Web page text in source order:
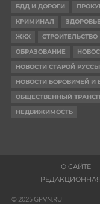
БДД И ДОРОГИ
КРИМИНАЛ
ЗДОРОВЬЕ
ЖКХ
СТРОИТЕЛЬСТВО
ОБРАЗОВАНИЕ
НОВОСТИ СТАРОЙ
НОВОСТИ БОРОВИЧЕЙ И
ОБЩЕСТВЕННЫЙ
НЕДВИЖИМОСТЬ
О САЙТЕ
© 2025 GPVN.RU